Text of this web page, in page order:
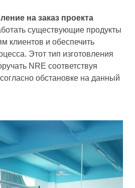
на заказ проекта
существующие продукты
клиентов и обеспечить
Этот тип изготовления
NRE соответствуя
обстановке на данный